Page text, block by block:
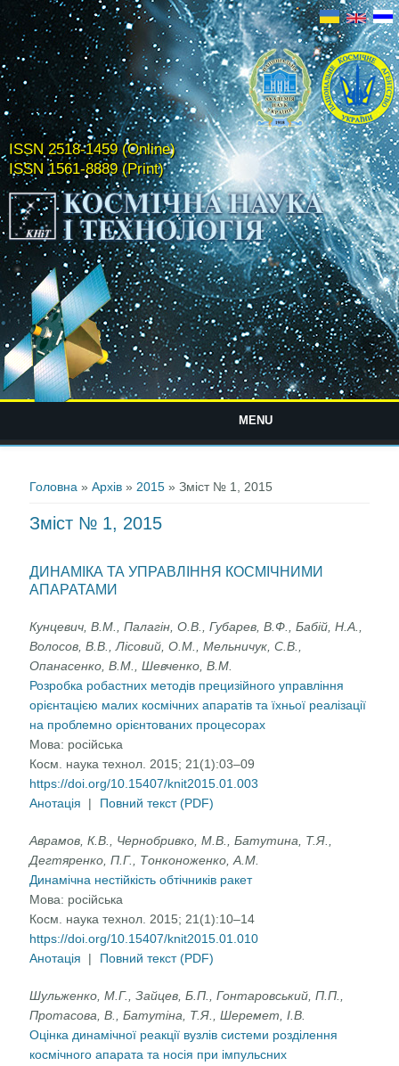
ISSN 2518-1459 (Online)
ISSN 1561-8889 (Print)
MENU
Головна »Архів » 2015 » Зміст № 1, 2015
Зміст № 1, 2015
ДИНАМІКА ТА УПРАВЛІННЯ КОСМІЧНИМИ
АПАРАТАМИ
Кунцевич, В.М., Палагін, О.В., Губарев, В.Ф., Бабій, Н.А.,
Волосов, В.В., Лісовий, О.М., Мельничук, С.В.,
Опанасенко, В.М., Шевченко, В.М.
Розробка робастних методів прецизійного управління
орієнтацією малих космічних апаратів та їхньої реалізації
на проблемно орієнтованих процесорах
Мова: російська
Косм. наука технол. 2015; 21(1):03–09
https://doi.org/10.15407/knit2015.01.003
Анотація
| Повний текст (PDF)
Аврамов, К.В., Чернобривко, М.В., Батутина, Т.Я.,
Дегтяренко, П.Г., Тонконоженко, А.М.
Динамічна нестійкість обтічників ракет
Мова: російська
Косм. наука технол. 2015; 21(1):10–14
https://doi.org/10.15407/knit2015.01.010
Анотація
| Повний текст (PDF)
Шульженко, М.Г., Зайцев, Б.П., Гонтаровський, П.П.,
Протасова, В., Батутіна, Т.Я., Шеремет, І.В.
Оцінка динамічної реакції вузлів системи розділення
космічного апарата та носія при імпульсних